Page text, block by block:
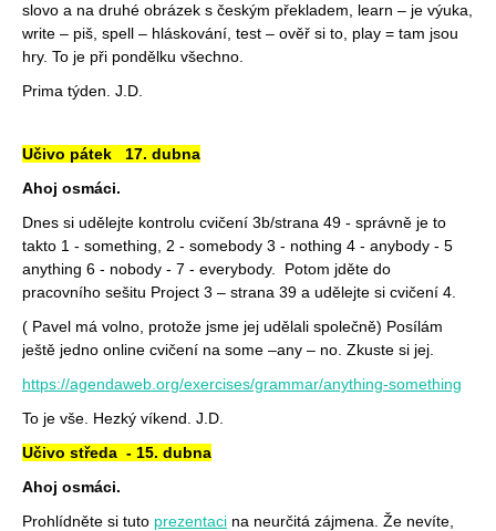
slovo a na druhé obrázek s českým překladem, learn – je výuka,
write – piš, spell – hláskování, test – ověř si to, play = tam jsou
hry. To je při pondělku všechno.
Prima týden. J.D.
Učivo pátek 17. dubna
Ahoj osmáci.
Dnes si udělejte kontrolu cvičení 3b/strana 49 - správně je to
takto 1 - something, 2 - somebody 3 - nothing 4 - anybody - 5
anything 6 - nobody - 7 - everybody. Potom jděte do
pracovního sešitu Project 3 – strana 39 a udělejte si cvičení 4.
( Pavel má volno, protože jsme jej udělali společně) Posílám
ještě jedno online cvičení na some –any – no. Zkuste si jej.
https://agendaweb.org/exercises/grammar/anything-something
To je vše. Hezký víkend. J.D.
Učivo středa - 15. dubna
Ahoj osmáci.
Prohlídněte si tuto prezentaci na neurčitá zájmena. Že nevíte,